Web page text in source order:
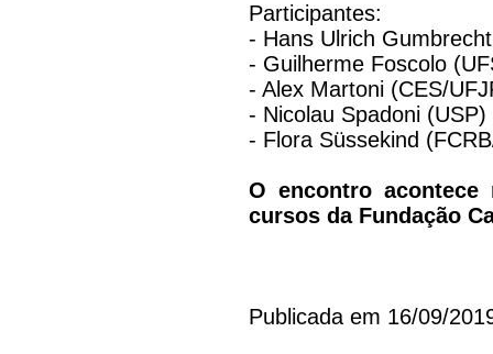
Participantes:
- Hans Ulrich
- Guilherme Foscolo
- Alex Martoni (CES/
- Nicolau Spadoni (USP)
- Flora Süssekind
O encontro
cursos da Fundação
Publicada em 16/09/